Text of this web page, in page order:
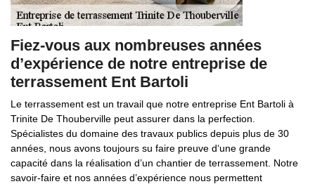
Fiez-vous aux nombreuses années
d’expérience de notre entreprise de
terrassement Ent Bartoli
Le terrassement est un travail que notre entreprise Ent Bartoli à
Trinite De Thouberville peut assurer dans la perfection.
Spécialistes du domaine des travaux publics depuis plus de 30
années, nous avons toujours su faire preuve d‘une grande
capacité dans la réalisation d’un chantier de terrassement. Notre
savoir-faire et nos années d’expérience nous permettent